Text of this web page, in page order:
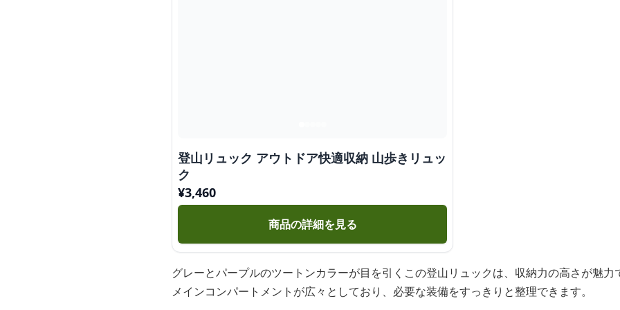
登山リュック アウトドア快適収納 山歩きリュッ
ク
¥3,460
商品の詳細を見る
グレーとパープルのツートンカラーが目を引くこの登山リュックは、収納力の高さが魅力
メインコンパートメントが広々としており、必要な装備をすっきりと整理できます。